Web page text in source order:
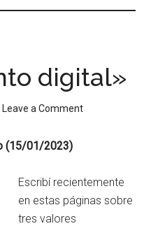
digital»
Leave a Comment
(15/01/2023)
Escribí recientemente
en estas páginas sobre
tres valores